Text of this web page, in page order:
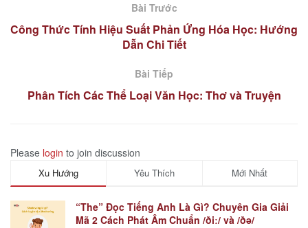
Bài Trước
Công Thức Tính Hiệu Suất Phản Ứng Hóa Học: Hướng
Dẫn Chi Tiết
Bài Tiếp
Phân Tích Các Thể Loại Văn Học: Thơ và Truyện
Please login to join discussion
Xu Hướng Yêu Thích Mới Nhất
“The” Đọc Tiếng Anh Là Gì? Chuyên Gia Giải
Mã 2 Cách Phát Âm Chuẩn /ðiː/ và /ðə/